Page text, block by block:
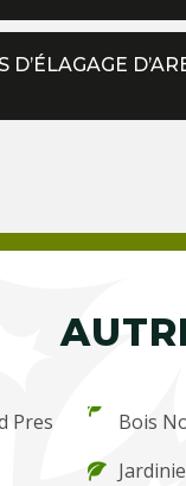
Pres
Bois